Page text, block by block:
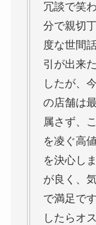
冗談で笑
分で親切
度な世間
引が出来
したが、
の店舗は
属さず、
を凌ぐ高
を決心し
が良く、
で満足で
したらオ